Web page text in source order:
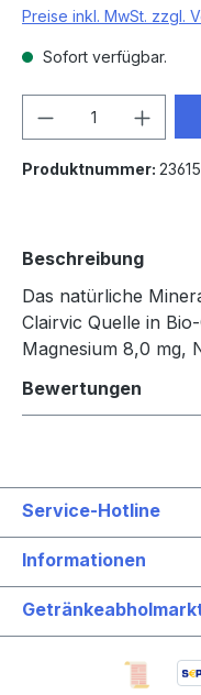
Preise inkl. MwSt. zzgl.
Sofort verfügbar.
Produkt
Produktnummer: 23615
Beschreibung
Das natürliche
Clairvic Quelle in
Magnesium 8,0 mg,
Bewertungen
Service-Hotline
Informationen